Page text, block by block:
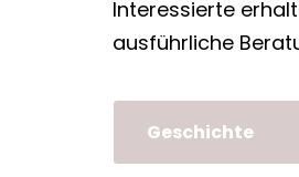
Interessierte
ausführliche
Geschichte